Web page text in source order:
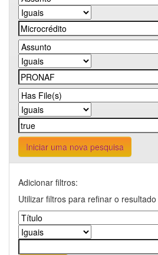
Iniciar uma nova pesquisa
Adicionar filtros:
Utilizar filtros para refinar o